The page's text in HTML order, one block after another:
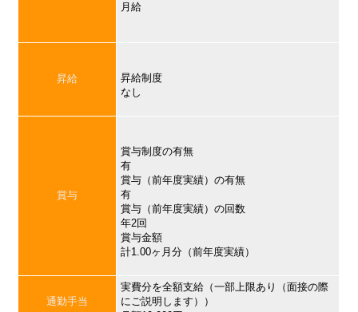
月給
昇給
昇給制度
なし
賞与
賞与制度の有無
有
賞与（前年度実績）の有無
有
賞与（前年度実績）の回数
年2回
賞与金額
計1.00ヶ月分（前年度実績）
通勤手当
実費分を全額支給（一部上限あり（面接の際
にご説明します））